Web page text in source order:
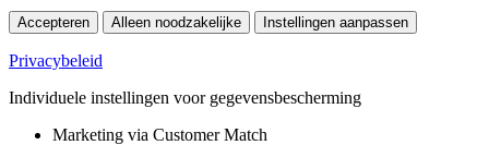
Accepteren Alleen noodzakelijke Instellingen aanpassen
Privacybeleid
Individuele instellingen voor gegevensbescherming
Marketing via Customer Match